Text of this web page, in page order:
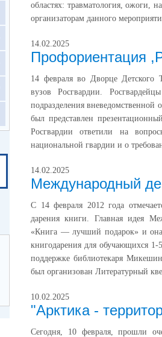
областях: травматология, ожоги,
организаторам данного
14.02.2025
Профориентация
14 февраля во Дворце Детского
вузов Росгвардии.
подразделения
был представлен
Росгвардии ответили на
национальной гвардии и о
14.02.2025
Международный
С 14 февраля 2012 года
дарения книги. Главная идея
«Книга — лучший подарок» и она
книгодарения для обучающихся
поддержке библиотекаря
был организован Литературный
10.02.2025
"Арктика -
Сегодня, 10 февраля, прошли